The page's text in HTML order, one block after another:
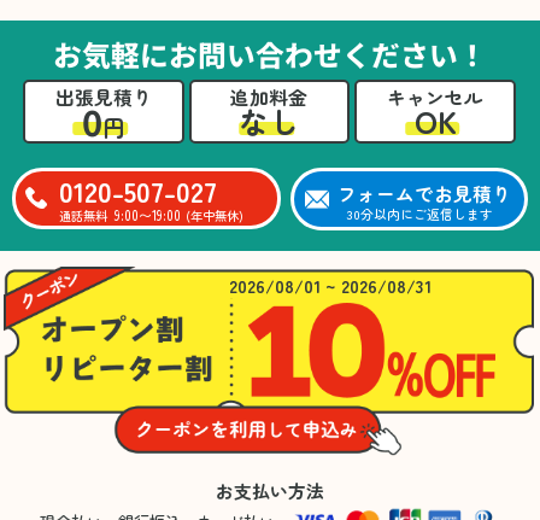
るのは難しかったと思います」との温かいお言
葉をいただきました。遺品整理という心の負担
が大きい作業において、少しでもA様の力にな
れたことをスタッフ一同嬉しく思います。
お気軽にお問い合わせください！
出張見積り
0円
追加料金
なし
キャンセル
OK
0120-507-027
通話無料 9:00〜19:00 (年中無休)
フォームでお見積り
30分以内にご返信します
2026/08/01 ~ 2026/08/31
お支払い方法